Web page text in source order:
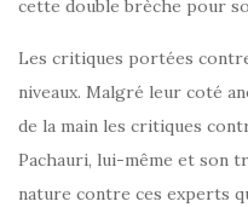
cette double brèche pour
Les critiques portées
niveaux. Malgré leur coté
de la main les critiques
Pachauri, lui-même et son
nature contre ces experts